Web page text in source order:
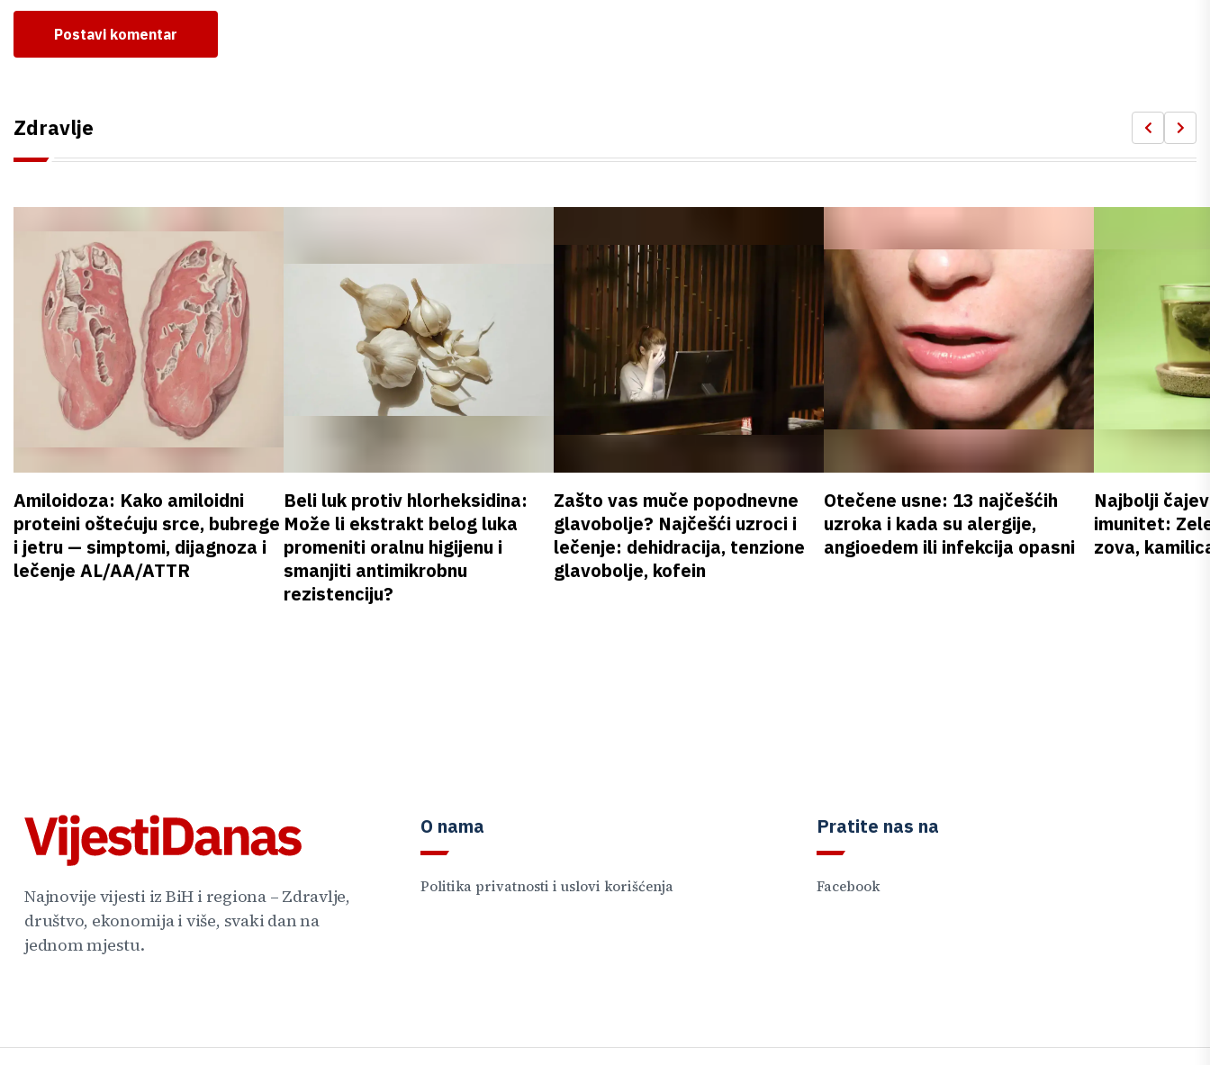
Postavi komentar
Zdravlje
Amiloidoza: Kako amiloidni
proteini oštećuju srce, bubrege
i jetru — simptomi, dijagnoza i
lečenje AL/AA/ATTR
Beli luk protiv hlorheksidina:
Može li ekstrakt belog luka
promeniti oralnu higijenu i
smanjiti antimikrobnu
rezistenciju?
Zašto vas muče popodnevne
glavobolje? Najčešći uzroci i
lečenje: dehidracija, tenzione
glavobolje, kofein
Otečene usne: 13 najčešćih
uzroka i kada su alergije,
angioedem ili infekcija opasni
Najbolji
imunitet:
zova,
Najnovije vijesti iz BiH i regiona – Zdravlje,
društvo, ekonomija i više, svaki dan na
jednom mjestu.
O nama
Politika privatnosti i uslovi korišćenja
Pratite nas na
Facebook